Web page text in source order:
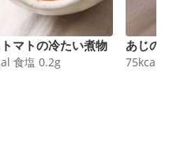
マトの冷たい煮物
食塩 0.2g
あじの
75kcal